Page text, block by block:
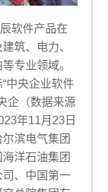
软件产品在
筑、电力、
专业领域。
中央企业软件
企（数据来源
年11月23日
滨电气集团
洋石油集团
、中国第一